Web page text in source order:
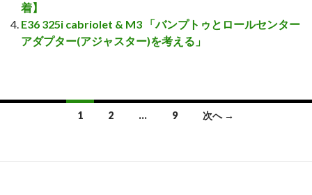
着】
E36 325i cabriolet & M3 「バンプトゥとロールセンター
アダプター(アジャスター)を考える」
稿
1 2 … 9 次へ →